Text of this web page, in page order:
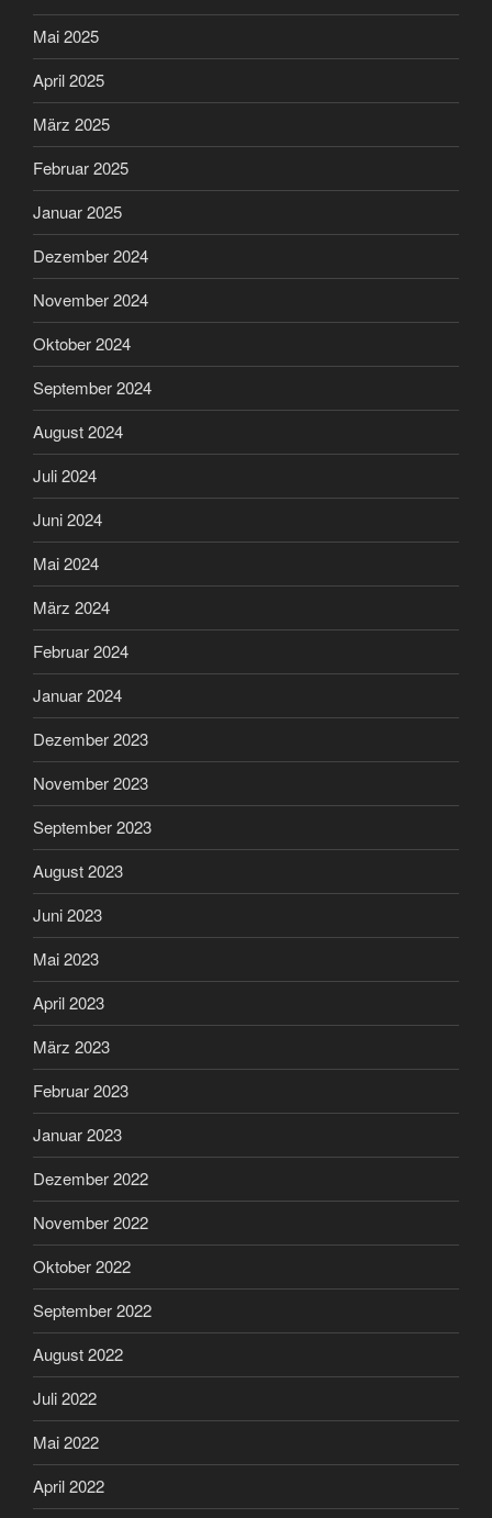
Mai 2025
April 2025
März 2025
Februar 2025
Januar 2025
Dezember 2024
November 2024
Oktober 2024
September 2024
August 2024
Juli 2024
Juni 2024
Mai 2024
März 2024
Februar 2024
Januar 2024
Dezember 2023
November 2023
September 2023
August 2023
Juni 2023
Mai 2023
April 2023
März 2023
Februar 2023
Januar 2023
Dezember 2022
November 2022
Oktober 2022
September 2022
August 2022
Juli 2022
Mai 2022
April 2022